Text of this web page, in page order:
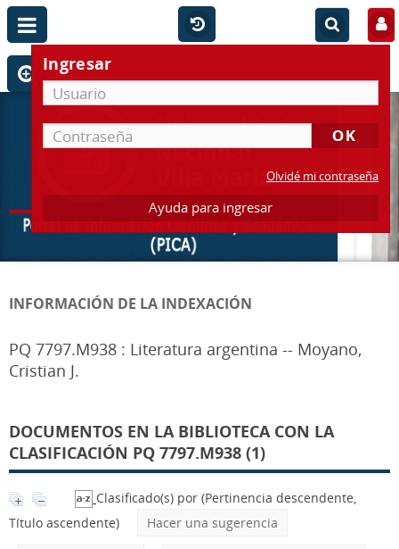
Ingresar
Olvidé mi contraseña
Ayuda para ingresar
INFORMACIÓN DE LA INDEXACIÓN
PQ 7797.M938 : Literatura argentina -- Moyano,
Cristian J.
DOCUMENTOS EN LA BIBLIOTECA CON LA
CLASIFICACIÓN PQ 7797.M938 (1)
Clasificado(s) por (Pertinencia descendente,
Título ascendente)
Hacer una sugerencia